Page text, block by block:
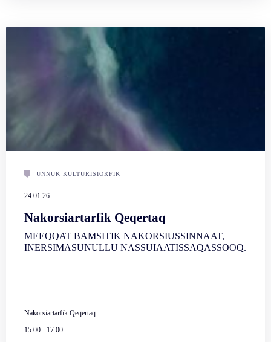
UNNUK KULTURISIORFIK
24.01.26
Nakorsiartarfik Qeqertaq
MEEQQAT BAMSITIK NAKORSIUSSINNAAT,
INERSIMASUNULLU NASSUIAATISSAQASSOOQ.
Nakorsiartarfik Qeqertaq
15:00 - 17:00